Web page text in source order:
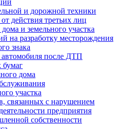
и дорожной техники
действия третьих лиц
и земельного участка
на разработку месторождения
знака
после ДТП
дома
участка
связанных с нарушением
предприятия
собственности